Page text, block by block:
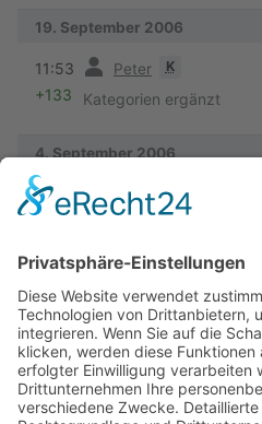
19. September 2006
11:53 Peter K
+133 Kategorien ergänzt
4. September 2006
Vorherige
08:48 ImmigrantSong
−7
23. August 2006
Vorherige
18:43 Peter K
+129 Navbox und Koordinaten
Vorherige
13:55 ImmigrantSong